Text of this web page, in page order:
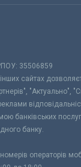
35506859
сайтах
"Актуально",
банківських
банку.
операторів